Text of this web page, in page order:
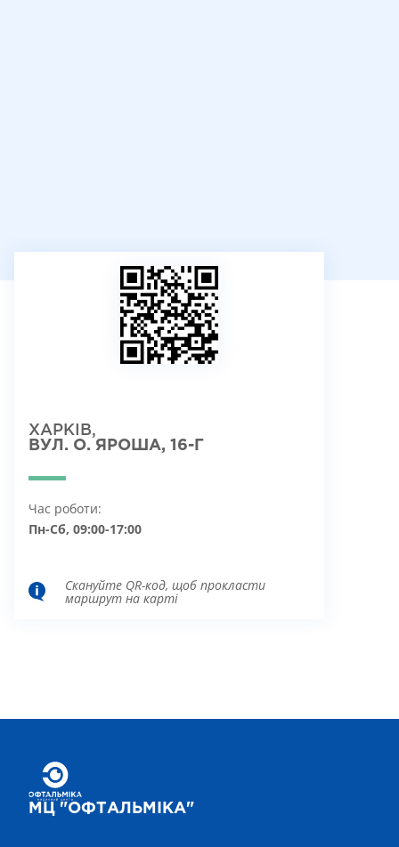
ХАРКІВ,
ВУЛ. О. ЯРОША, 16-Г
Час роботи:
Пн-Сб, 09:00-17:00
Скануйте QR-код, щоб прокласти
маршрут на карті
МЦ "ОФТАЛЬМІКА"